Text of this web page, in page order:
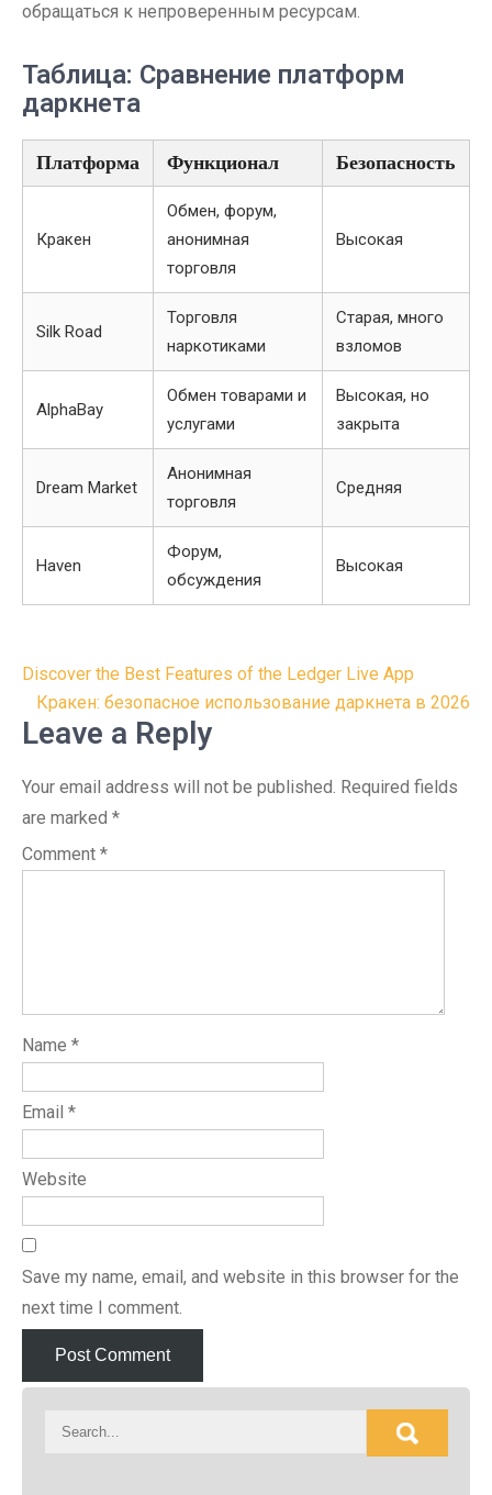
обращаться к непроверенным ресурсам.
Таблица: Сравнение платформ
даркнета
Платформа Функционал Безопасность
Кракен
Обмен, форум,
анонимная
торговля
Высокая
Silk Road
Торговля
наркотиками
Старая, много
взломов
AlphaBay
Обмен товарами и
услугами
Высокая, но
закрыта
Dream Market
Анонимная
торговля
Средняя
Haven
Форум,
обсуждения
Высокая
Post
navigation
Discover the Best Features of the Ledger Live App
Кракен: безопасное использование даркнета в 2026
Leave a Reply
Your email address will not be published. Required fields
are marked *
Comment *
Name *
Email *
Website
Save my name, email, and website in this browser for the
next time I comment.